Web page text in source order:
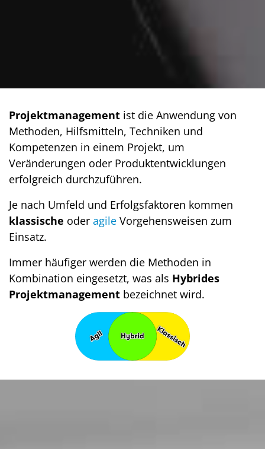
Projektmanagement ist die Anwendung von
Methoden, Hilfsmitteln, Techniken und
Kompetenzen in einem Projekt, um
Veränderungen oder Produktentwicklungen
erfolgreich durchzuführen.
Je nach Umfeld und Erfolgsfaktoren kommen
klassische oder agile Vorgehensweisen zum
Einsatz.
Immer häufiger werden die Methoden in
Kombination eingesetzt, was als Hybrides
Projektmanagement bezeichnet wird.